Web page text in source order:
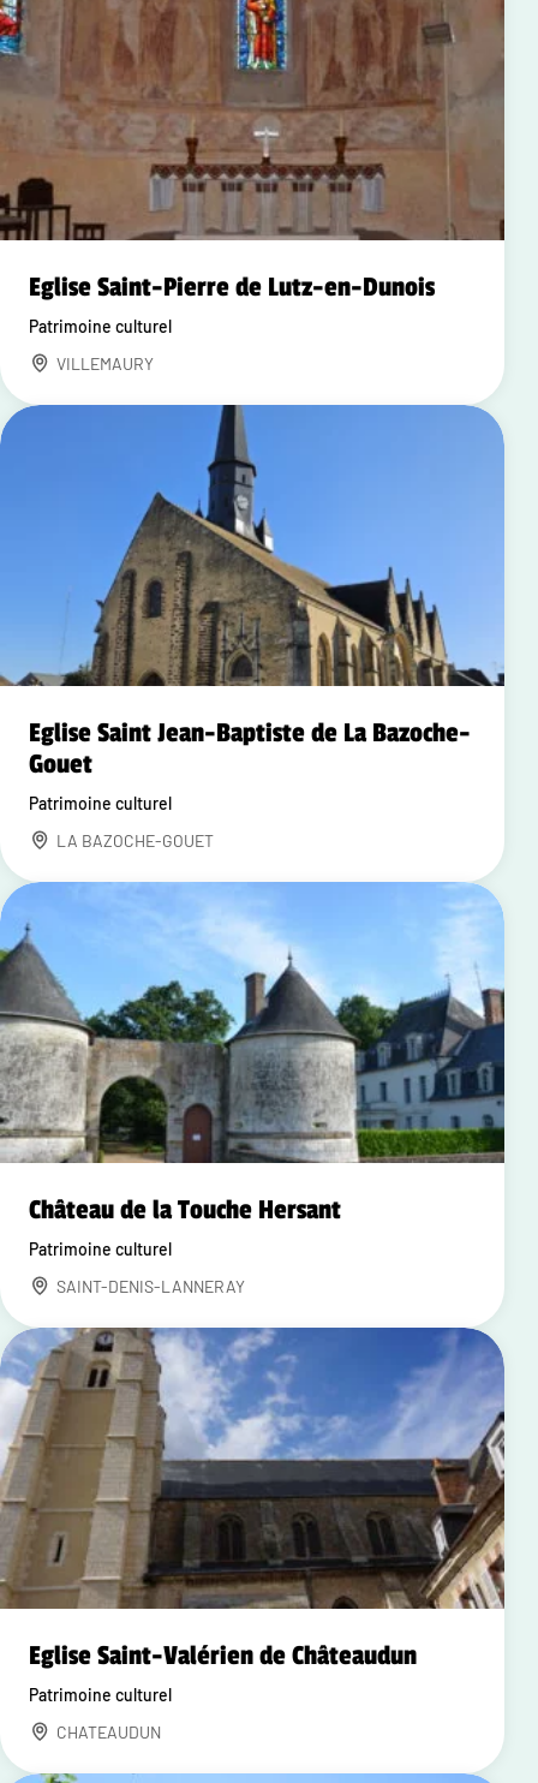
Eglise Saint-Pierre de Lutz-en-Dunois
Patrimoine culturel
VILLEMAURY
Eglise Saint Jean-Baptiste de La Bazoche-
Gouet
Patrimoine culturel
LA BAZOCHE-GOUET
Château de la Touche Hersant
Patrimoine culturel
SAINT-DENIS-LANNERAY
Eglise Saint-Valérien de Châteaudun
Patrimoine culturel
CHATEAUDUN